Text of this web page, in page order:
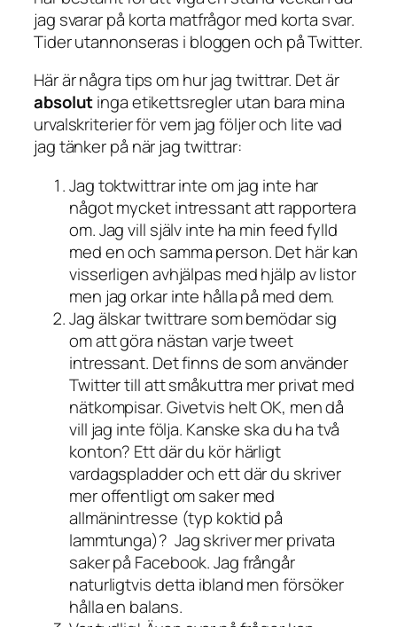
jag svarar på korta matfrågor med korta svar.
Tider utannonseras i bloggen och på Twitter.
Här är några tips om hur jag twittrar. Det är
absolutinga etikettsregler utan bara mina
urvalskriterier för vem jag följer och lite vad
jag tänker på när jag twittrar:
Jag toktwittrar inte om jag inte har
något mycket intressant att rapportera
om. Jag vill själv inte ha min feed fylld
med en och samma person. Det här kan
visserligen avhjälpas med hjälp av listor
men jag orkar inte hålla på med dem.
Jag älskar twittrare som bemödar sig
om att göra nästan varje tweet
intressant. Det finns de som använder
Twitter till att småkuttra mer privat med
nätkompisar. Givetvis helt OK, men då
vill jag inte följa. Kanske ska du ha två
konton? Ett där du kör härligt
vardagspladder och ett där du skriver
mer offentligt om saker med
allmänintresse (typ koktid på
lammtunga)? Jag skriver mer privata
saker på Facebook. Jag frångår
naturligtvis detta ibland men försöker
hålla en balans.